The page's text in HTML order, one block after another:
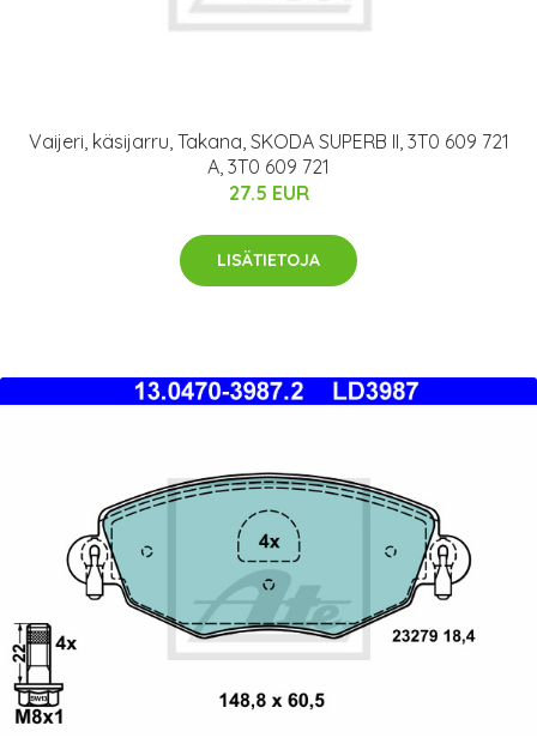
Vaijeri, käsijarru, Takana, SKODA SUPERB II, 3T0 609 721
A, 3T0 609 721
27.5 EUR
LISÄTIETOJA